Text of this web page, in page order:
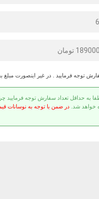
6
189000 تومان
توجه فرمایید . در غیر اینصورت
حداقل تعداد سفارش توجه فرمایید
در ضمن با توجه به نوسانات